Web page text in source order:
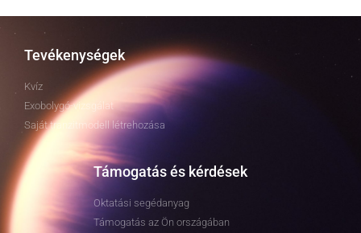
Tevékenységek
Kvíz
Exobolygó-vizsgálat
Saját tranzitmodell létrehozása
Támogatás és kérdések
Oktatási segédanyag
Támogatás az Ön országában